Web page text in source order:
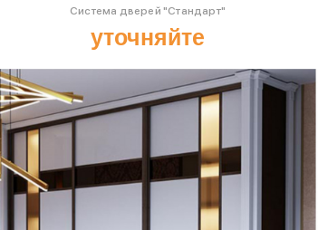
Система дверей "Стандарт"
уточняйте